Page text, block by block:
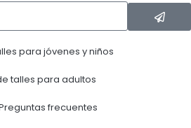
para jóvenes y niños
talles para adultos
frecuentes